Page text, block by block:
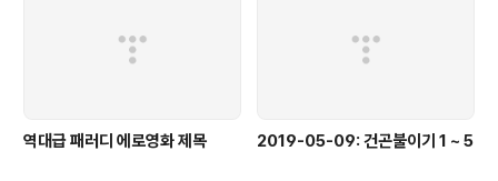
역대급 패러디 에로영화 제목 2019-05-09: 건곤불이기 1 ~ 5